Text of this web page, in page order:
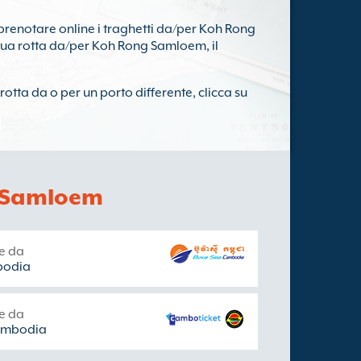
online i traghetti da/per Koh Rong
rotta da/per Koh Rong Samloem, il
da o per un porto differente, clicca su
da
da